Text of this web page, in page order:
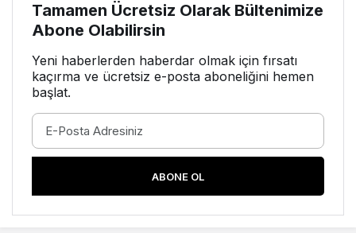
Tamamen Ücretsiz Olarak Bültenimize
Abone Olabilirsin
Yeni haberlerden haberdar olmak için fırsatı
kaçırma ve ücretsiz e-posta aboneliğini hemen
başlat.
ABONE OL